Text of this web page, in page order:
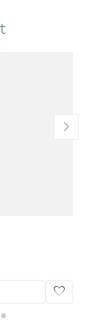
favorite